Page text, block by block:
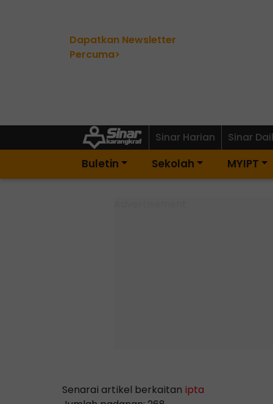
Dapatkan Newsletter
Percuma>
Sinar Harian Sinar
Buletin Sekolah MYIPT
Senarai artikel berkaitan ipta